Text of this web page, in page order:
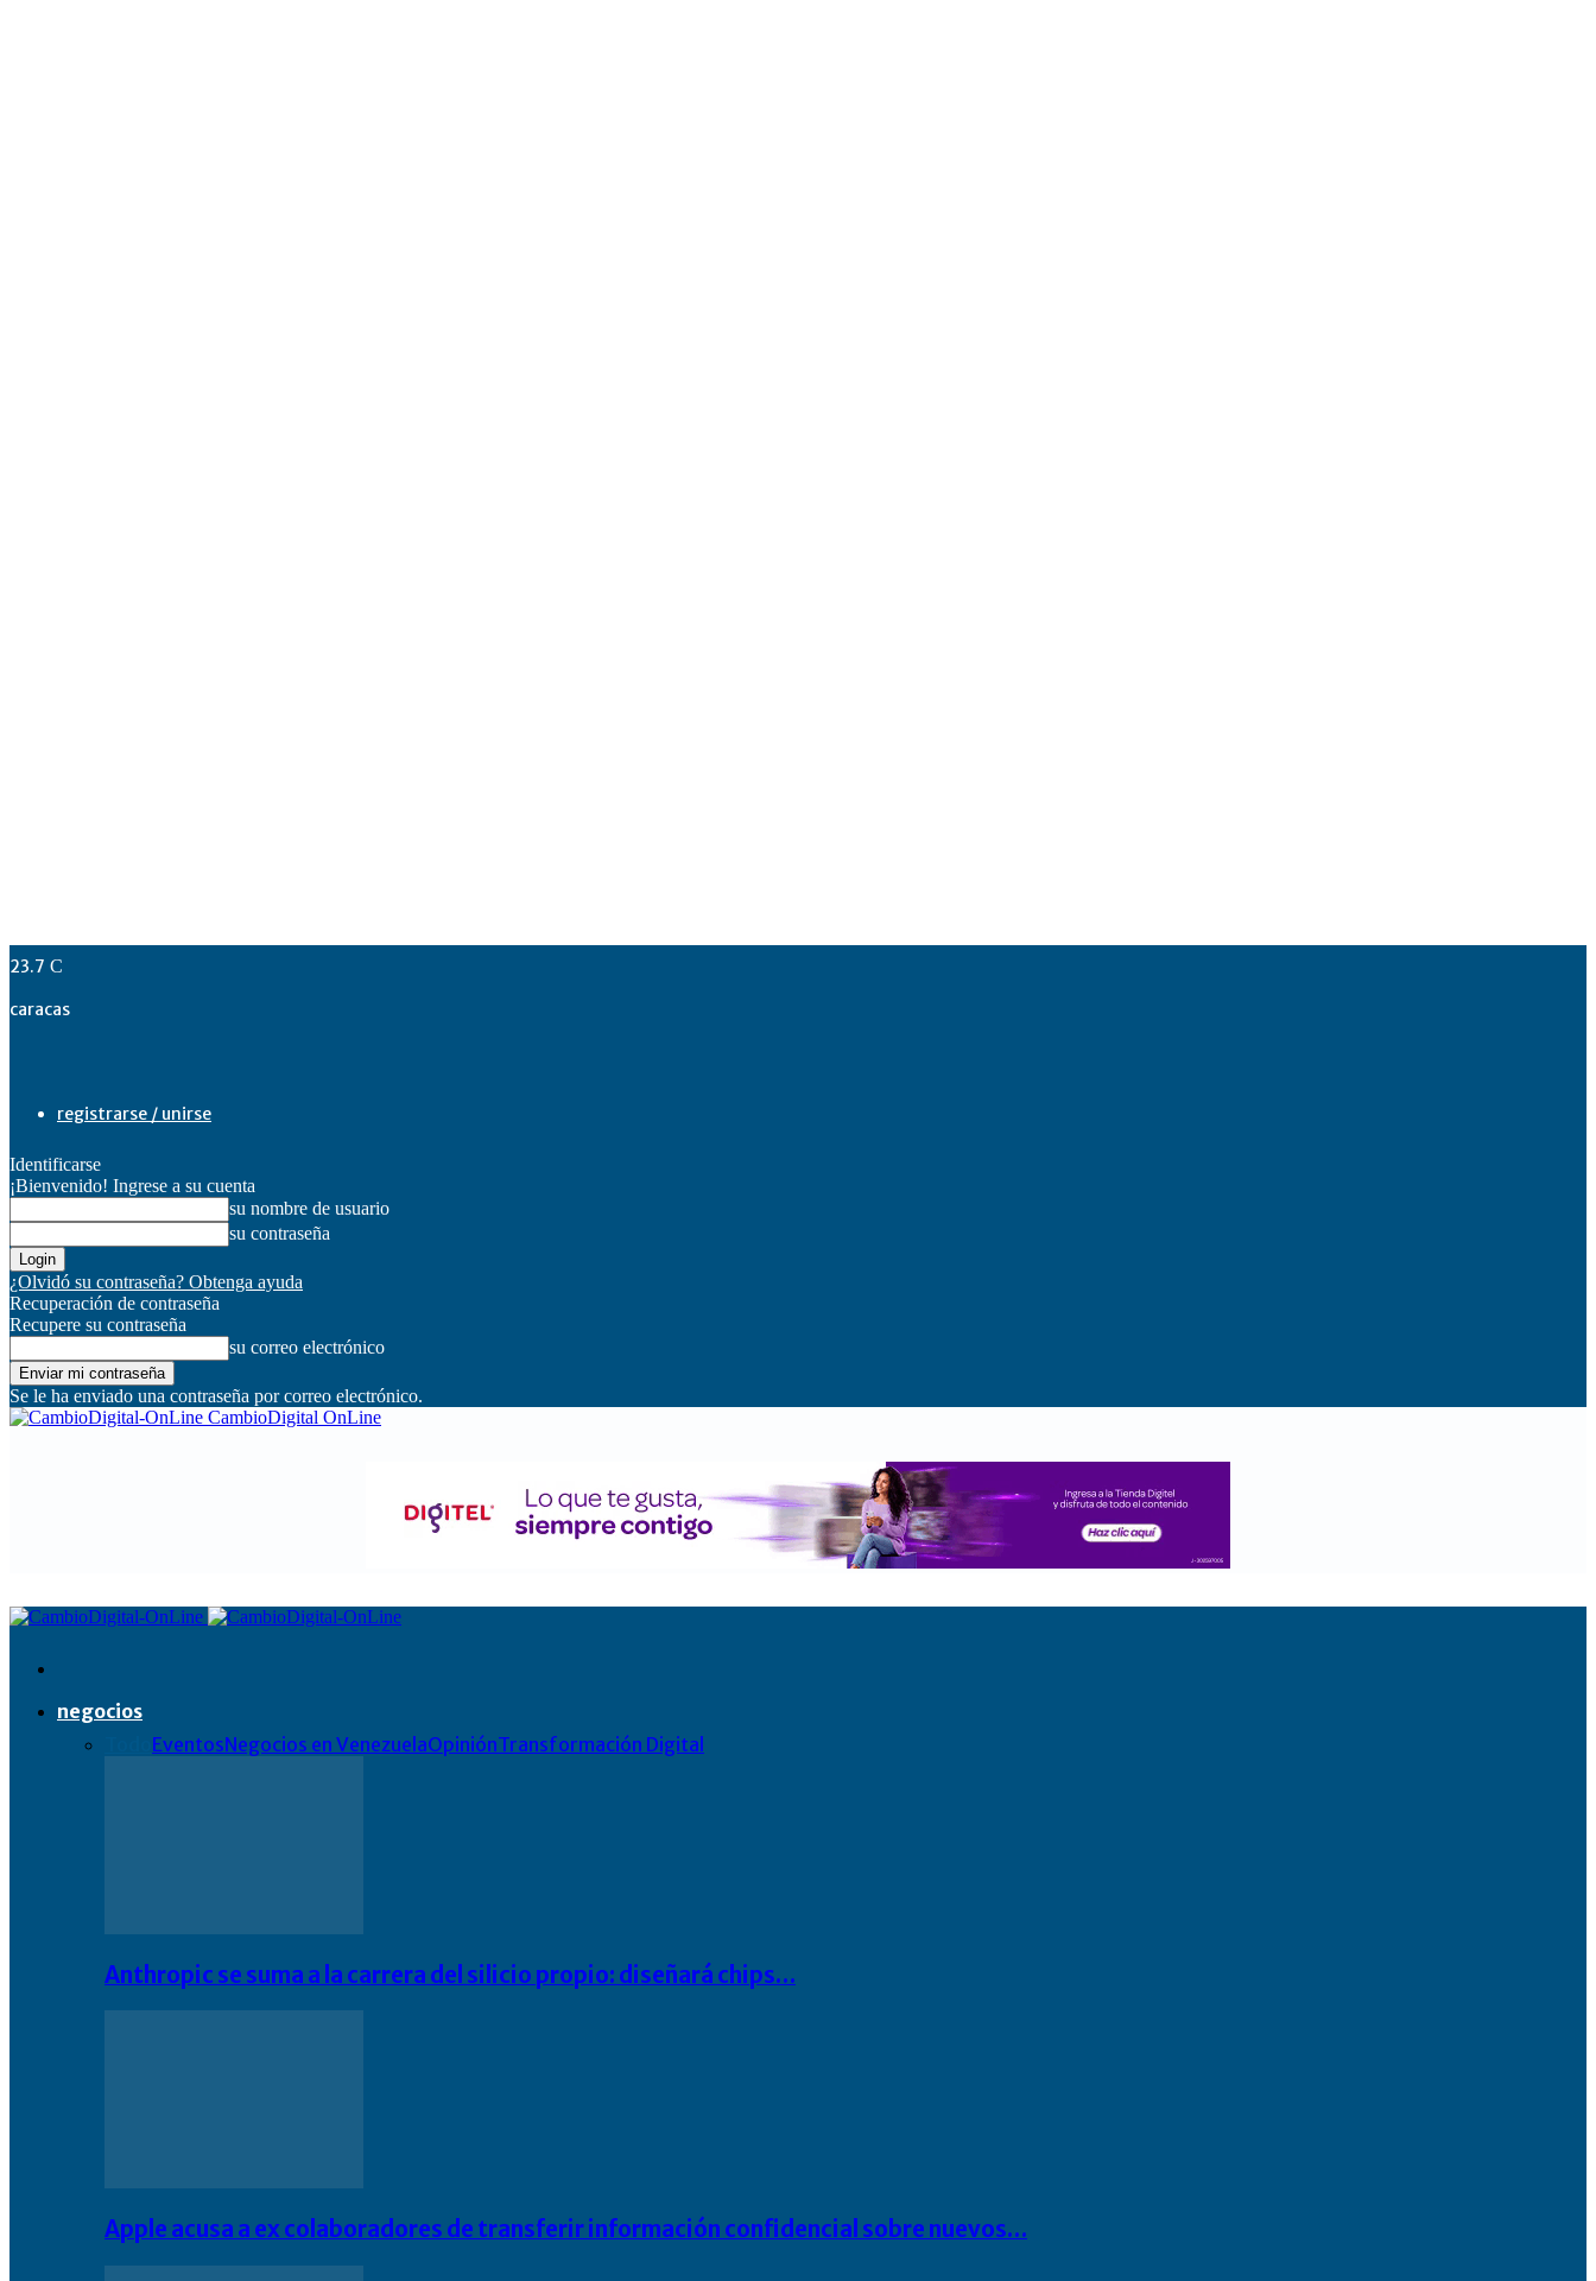
23.7 C
caracas
registrarse / unirse
Identificarse
¡Bienvenido! Ingrese a su cuenta
su nombre de usuario
su contraseña
¿Olvidó su contraseña? Obtenga ayuda
Recuperación de contraseña
Recupere su contraseña
su correo electrónico
Se le ha enviado una contraseña por correo electrónico.
CambioDigital OnLine
negocios
EventosNegocios en VenezuelaOpiniónTransformación Digital
Anthropic se suma a la carrera del silicio propio: diseñará chips…
Apple acusa a ex colaboradores de transferir información confidencial sobre nuevos…